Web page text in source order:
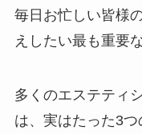
毎日お忙しい皆様
えしたい最も重要
多くのエステティ
は、実はたった3つ